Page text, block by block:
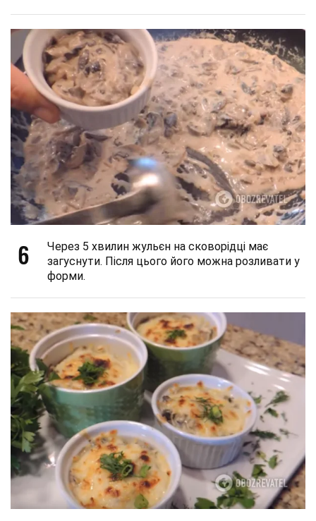
6
Через 5 хвилин жульєн на сковорідці має
загуснути. Після цього його можна розливати у
форми.